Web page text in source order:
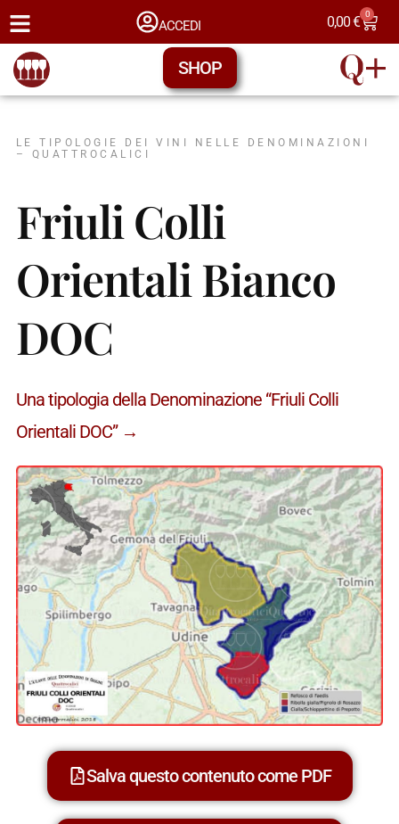
ACCEDI 0,00€ 0
SHOP
LE TIPOLOGIE DEI VINI NELLE DENOMINAZIONI
– QUATTROCALICI
Friuli Colli
Orientali Bianco
DOC
Una tipologia della Denominazione “Friuli Colli
Orientali DOC” →
Salva questo contenuto come PDF